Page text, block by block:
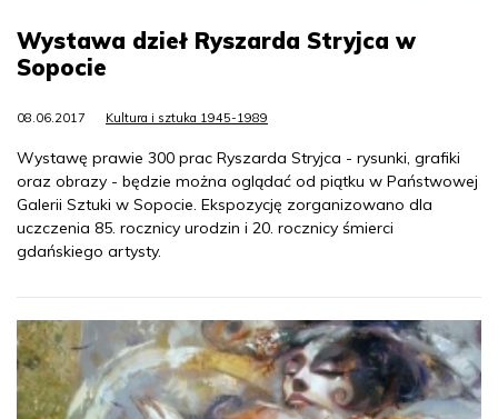
Wystawa dzieł Ryszarda Stryjca w
Sopocie
08.06.2017 Kultura i sztuka 1945-1989
Wystawę prawie 300 prac Ryszarda Stryjca - rysunki, grafiki
oraz obrazy - będzie można oglądać od piątku w Państwowej
Galerii Sztuki w Sopocie. Ekspozycję zorganizowano dla
uczczenia 85. rocznicy urodzin i 20. rocznicy śmierci
gdańskiego artysty.